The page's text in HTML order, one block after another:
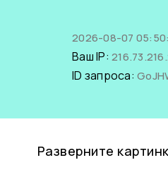
2026-08-07
Ваш IP:
ID запроса:
Разверните